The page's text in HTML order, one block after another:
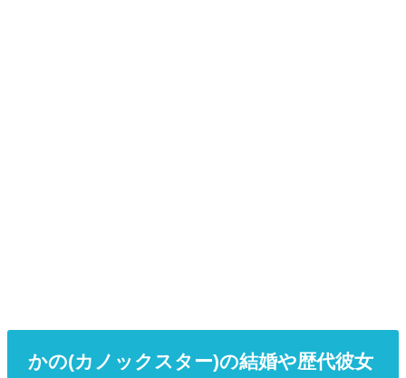
かの(カノックスター)の結婚や歴代彼女